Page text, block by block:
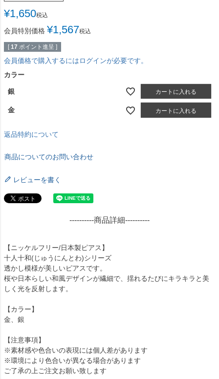
¥1,650税込
会員特別価格 ¥1,567税込
[ 17 ポイント進呈 ]
会員価格で購入するにはログインが必要です。
カラー
銀 カートに入れる
金 カートに入れる
返品特約について
商品についてのお問い合わせ
レビューを書く
----------商品詳細----------
【ニッケルフリー/日本製ピアス】
十人十和(じゅうにんとわ)シリーズ
透かし模様が美しいピアスです。
桜や日本らしい和風デザインが繊細で、揺れるたびにキラキラと美
しく光を反射します。
【カラー】
金、銀
【注意事項】
※素材感や色合いの表現には個人差があります
※環境により色合いが異なる場合があります
ご了承の上ご注文お願い致します